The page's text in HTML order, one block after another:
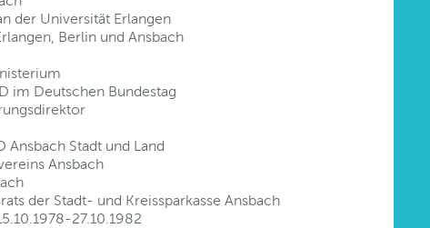
der Universität Erlangen
Berlin und Ansbach
im Deutschen Bundestag
Ansbach Stadt und Land
Ansbach
der Stadt- und Kreissparkasse Ansbach
27.10.1982